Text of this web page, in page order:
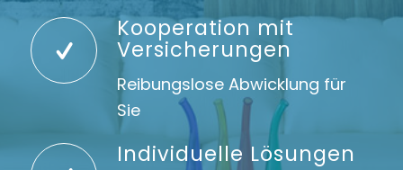
Kooperation mit
Versicherungen
Reibungslose Abwicklung für
Sie
Individuelle Lösungen